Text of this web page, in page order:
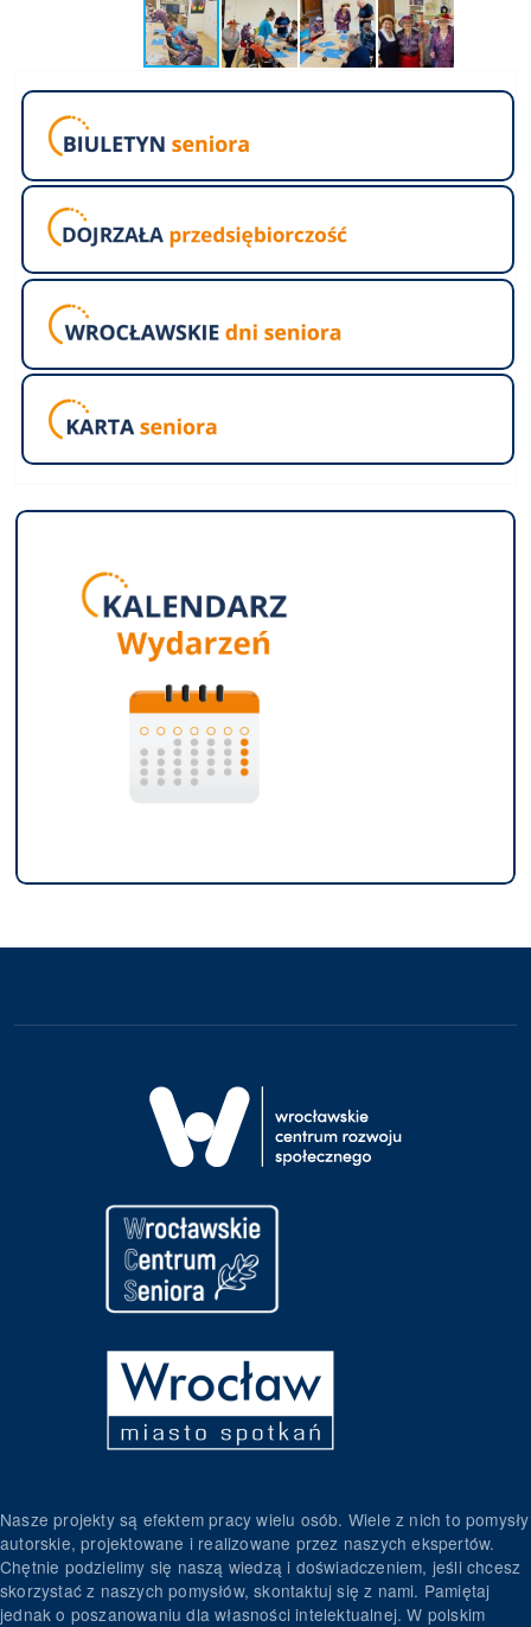
Nasze projekty są efektem pracy wielu osób. Wiele z nich to pomysły
autorskie, projektowane i realizowane przez naszych ekspertów.
Chętnie podzielimy się naszą wiedzą i doświadczeniem, jeśli chcesz
skorzystać z naszych pomysłów, skontaktuj się z nami. Pamiętaj
jednak o poszanowaniu dla własności intelektualnej. W polskim